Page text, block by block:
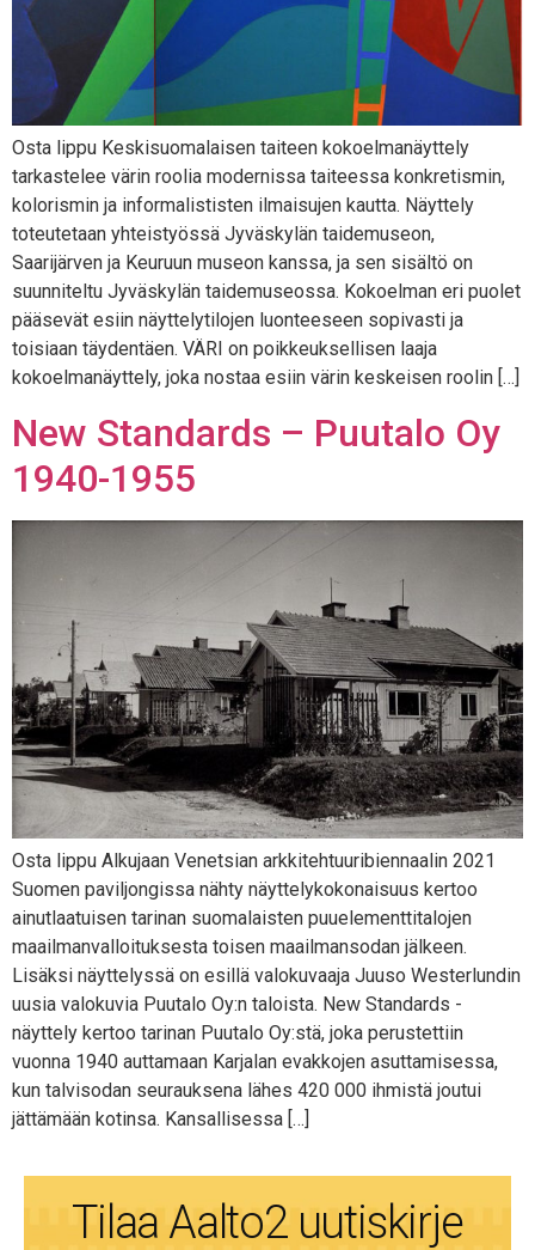
Osta lippu Keskisuomalaisen taiteen kokoelmanäyttely
tarkastelee värin roolia modernissa taiteessa konkretismin,
kolorismin ja informalististen ilmaisujen kautta. Näyttely
toteutetaan yhteistyössä Jyväskylän taidemuseon,
Saarijärven ja Keuruun museon kanssa, ja sen sisältö on
suunniteltu Jyväskylän taidemuseossa. Kokoelman eri puolet
pääsevät esiin näyttelytilojen luonteeseen sopivasti ja
toisiaan täydentäen. VÄRI on poikkeuksellisen laaja
kokoelmanäyttely, joka nostaa esiin värin keskeisen roolin […]
New Standards – Puutalo Oy
1940-1955
Osta lippu Alkujaan Venetsian arkkitehtuuribiennaalin 2021
Suomen paviljongissa nähty näyttelykokonaisuus kertoo
ainutlaatuisen tarinan suomalaisten puuelementtitalojen
maailmanvalloituksesta toisen maailmansodan jälkeen.
Lisäksi näyttelyssä on esillä valokuvaaja Juuso Westerlundin
uusia valokuvia Puutalo Oy:n taloista. New Standards -
näyttely kertoo tarinan Puutalo Oy:stä, joka perustettiin
vuonna 1940 auttamaan Karjalan evakkojen asuttamisessa,
kun talvisodan seurauksena lähes 420 000 ihmistä joutui
jättämään kotinsa. Kansallisessa […]
Tilaa Aalto2 uutiskirje